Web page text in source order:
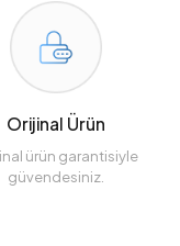
Orijinal Ürün
ürün garantisiyle
güvendesiniz.